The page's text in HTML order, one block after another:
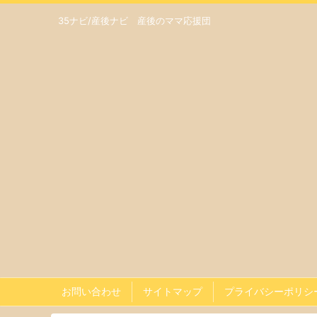
35ナビ/産後ナビ 産後のママ応援団
お問い合わせ サイトマップ プライバシーポリシ